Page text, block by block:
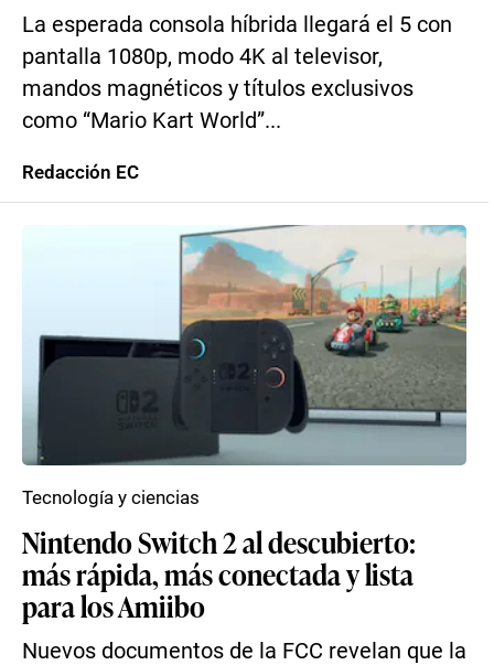
La esperada consola híbrida llegará el 5 con
pantalla 1080p, modo 4K al televisor,
mandos magnéticos y títulos exclusivos
como “Mario Kart World”...
Redacción EC
Nintendo Switch 2 al descubierto:
más rápida, más conectada y lista
para los Amiibo
Nuevos documentos de la FCC revelan que la
Tecnología y ciencias